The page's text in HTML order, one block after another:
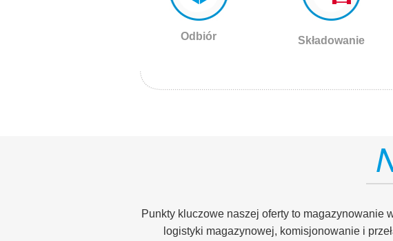
Odbiór Składowanie
Punkty kluczowe naszej oferty to magazynowanie
logistyki magazynowej, komisjonowanie i